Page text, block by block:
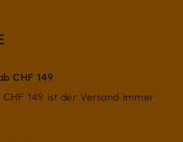
CHF 149
149 ist der Versand immer